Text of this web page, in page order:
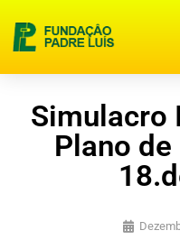
Simulacro
Plano